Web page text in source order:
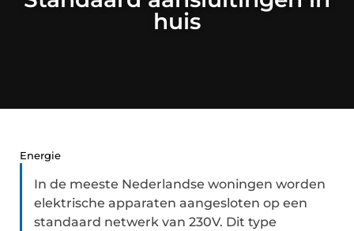
huis
Energie
In de meeste Nederlandse woningen worden
elektrische apparaten aangesloten op een
standaard netwerk van 230V. Dit type